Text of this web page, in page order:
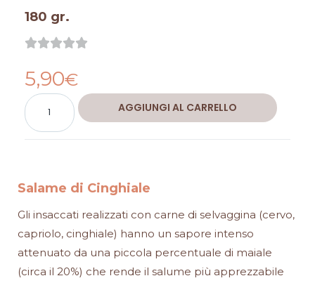
180 gr.

5
5,90€
Salame
di
Cinghiale
AGGIUNGI AL CARRELLO
Alternative:
Salame di Cinghiale
Gli insaccati realizzati con carne di selvaggina (cervo,
capriolo, cinghiale) hanno un sapore intenso
attenuato da una piccola percentuale di maiale
(circa il 20%) che rende il salume più apprezzabile